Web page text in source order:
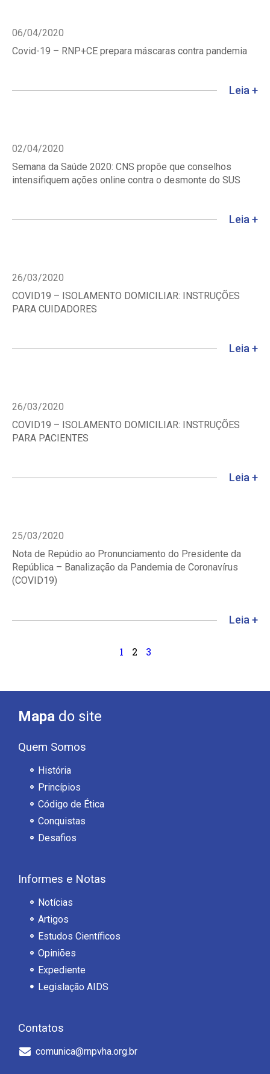
06/04/2020
Covid-19 – RNP+CE prepara máscaras contra pandemia
Leia +
02/04/2020
Semana da Saúde 2020: CNS propõe que conselhos
intensifiquem ações online contra o desmonte do SUS
Leia +
26/03/2020
COVID19 – ISOLAMENTO DOMICILIAR: INSTRUÇÕES
PARA CUIDADORES
Leia +
26/03/2020
COVID19 – ISOLAMENTO DOMICILIAR: INSTRUÇÕES
PARA PACIENTES
Leia +
25/03/2020
Nota de Repúdio ao Pronunciamento do Presidente da
República – Banalização da Pandemia de Coronavírus
(COVID19)
Leia +
1 2 3
Mapa do site
Quem Somos
História
Princípios
Código de Ética
Conquistas
Desafios
Informes e Notas
Notícias
Artigos
Estudos Científicos
Opiniões
Expediente
Legislação AIDS
Contatos
comunica@rnpvha.org.br